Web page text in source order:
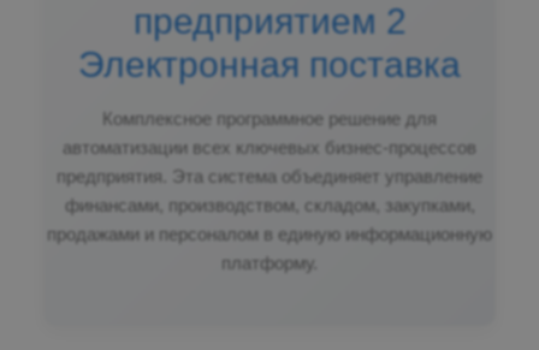
предприятием 2
Электронная поставка
Комплексное программное решение для
автоматизации всех ключевых бизнес-процессов
предприятия. Эта система объединяет управление
финансами, производством, складом, закупками,
продажами и персоналом в единую информационную
платформу.